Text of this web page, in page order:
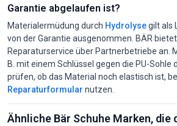
Garantie abgelaufen ist?
Materialermüdung durch Hydrolysegilt als
von der Garantie ausgenommen. BÄR
Reparaturservice über Partnerbetriebe an.
B. mit einem Schlüssel gegen die PU-Sohle
prüfen, ob das Material noch elastisch ist,
Reparaturformular nutzen.
Ähnliche Bär Schuhe Marken, die